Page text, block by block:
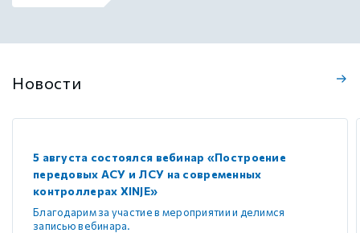
Новости
5 августа состоялся вебинар «Построение
передовых АСУ и ЛСУ на современных
контроллерах XINJE»
Благодарим за участие в мероприятии и делимся
записью вебинара.